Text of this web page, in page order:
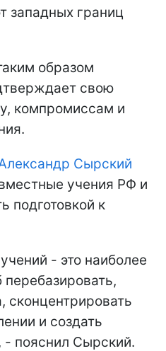
западных границ
образом
свою
компромиссам и
Сырский
учения РФ и
подготовкой к
- это наиболее
сконцентрировать
и создать
- пояснил Сырский.